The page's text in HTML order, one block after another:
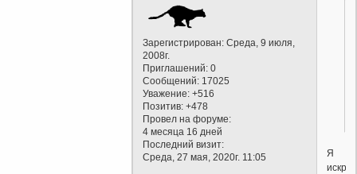
Зарегистрирован: Среда, 9 июля,
2008г.
Приглашений: 0
Сообщений: 17025
Уважение: +516
Позитив: +478
Провел на форуме:
4 месяца 16 дней
Последний визит:
Среда, 27 мая, 2020г. 11:05
Я